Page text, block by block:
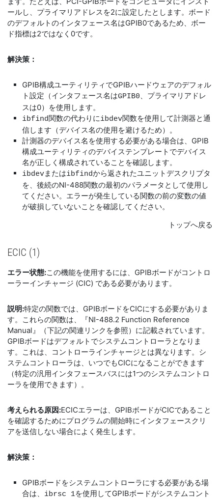
ールし、プライマリアドレスを2に設定したとします。ボード
のデフォルトのインタフェース名はGPIB0であるため、ボー
ド指標は2ではなく0です。
解決策：
GPIB構成ユーティリティでGPIBハードウェアのデフォル
ト設定（インタフェース名はGPIB0、プライマリアドレ
スは0）を使用します。
ibfind関数の代わりにibdev関数を使用して計測器と通
信します（デバイス名の使用を避けるため）。
計測器のデバイス名を使用する必要がある場合は、GPIB
構成ユーティリティのデバイステンプレートでデバイス
名が正しく構成されていることを確認します。
ibdevまたはibfindから返されたユニットデスクリプタ
を、後続のNI-488関数の最初のパラメータとして使用し
てください。エラーが発生している関数の前の変数の値
が破損していないことを確認してください。
トップへ戻る
ECIC (1)
エラー状態:この機能を使用するには、GPIBボードがコントロ
ーラーインチャージ (CIC) である必要があります。
説明:特定の関数では、GPIBボードをCICにする必要がありま
す。これらの関数は、『NI-488.2 Function Reference
Manual』（下記の関連リンクを参照）に記載されています。
GPIBボードはデフォルトでシステムコントローラとなりま
す。これは、コントローラインチャージとは異なります。シ
ステムコントローラは、いつでもCICになることができます
（特定の汎用インタフェースバスには1つのシステムコントロ
ーラを使用できます）。
考えられる原因:ECICエラーは、GPIBボードがCICであること
を確認するためにプログラムの開始時にインタフェースクリ
アを送信しない場合によく発生します。
解決策：
GPIBボードをシステムコントローラにする必要がある場
合は、
ibrsc 1を使用してGPIBボードがシステムコント